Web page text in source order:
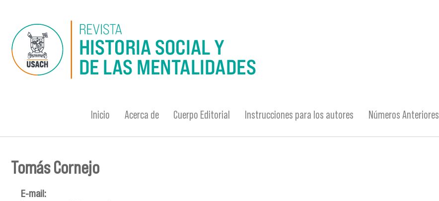
Inicio Acerca de Cuerpo Editorial Instrucciones para los autores Números Anteriores
Se encuentra usted aquí
Tomás Cornejo
E-mail: